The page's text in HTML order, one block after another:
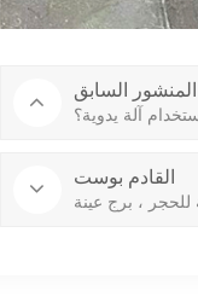
المنشور السابق
آلة يدوية؟
القادم بوست
، برج عينة